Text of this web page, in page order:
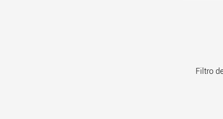
Filtro